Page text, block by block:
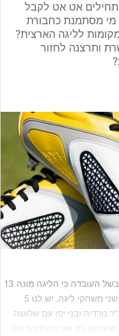
אט אט לקבל
מי מסתמנת כחבורת
לליגה הארצית?
ותרצנה לחזור
אנחנו אומנם לאחר המחזור השלישי אך בשל העובדה כי הליגה מונה 13
קבוצות, מספר קבוצות שיחקו עד כה רק שני משחקי ליגה. יש לנו 5
נורדיה ובני יפו עם שלושה
ששיחקו רק שני משחקים עם